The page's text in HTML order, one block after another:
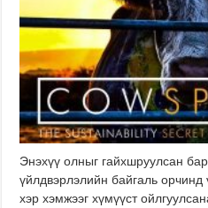
Энэхүү олныг гайхшруулсан
үйлдвэрлэлийн байгаль
хэр хэмжээг хүмүүст